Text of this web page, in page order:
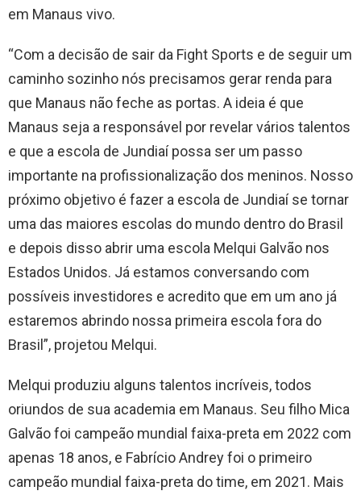
em Manaus vivo.
“Com a decisão de sair da Fight Sports e de seguir um
caminho sozinho nós precisamos gerar renda para
que Manaus não feche as portas. A ideia é que
Manaus seja a responsável por revelar vários talentos
e que a escola de Jundiaí possa ser um passo
importante na profissionalização dos meninos. Nosso
próximo objetivo é fazer a escola de Jundiaí se tornar
uma das maiores escolas do mundo dentro do Brasil
e depois disso abrir uma escola Melqui Galvão nos
Estados Unidos. Já estamos conversando com
possíveis investidores e acredito que em um ano já
estaremos abrindo nossa primeira escola fora do
Brasil”, projetou Melqui.
Melqui produziu alguns talentos incríveis, todos
oriundos de sua academia em Manaus. Seu filho Mica
Galvão foi campeão mundial faixa-preta em 2022 com
apenas 18 anos, e Fabrício Andrey foi o primeiro
campeão mundial faixa-preta do time, em 2021. Mais